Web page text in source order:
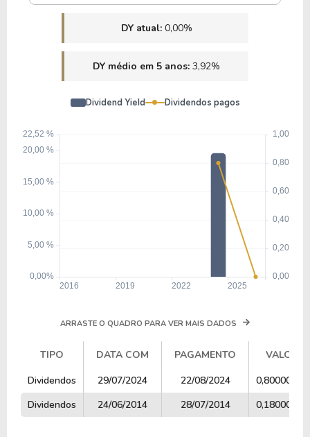
DY atual: 0,00%
DY médio em 5 anos: 3,92%
Dividend Yield Dividendos pagos
ARRASTE O QUADRO PARA VER MAIS DADOS
TIPO DATA COM PAGAMENTO
VALOR
TIPO
DATA COM PAGAMENTO VALOR
Dividendos 29/07/2024 22/08/2024
0,80000000
Dividendos
24/06/2014 28/07/2014 0,18000000